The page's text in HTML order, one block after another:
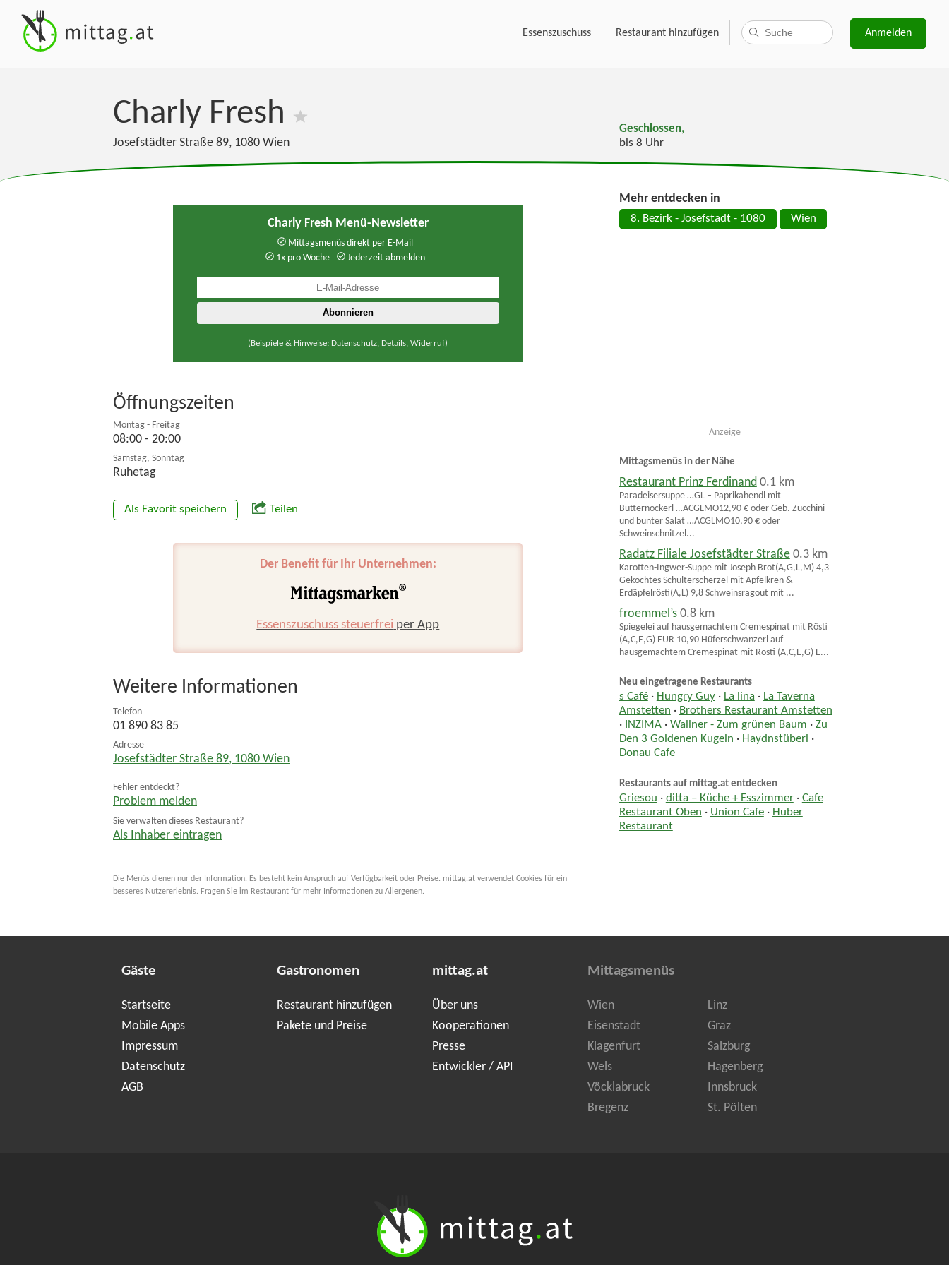
Essenszuschuss Restaurant hinzufügen Anmelden
Charly Fresh
Josefstädter Straße 89, 1080 Wien
Geschlossen,
bis 8 Uhr
Charly Fresh Menü-Newsletter
Mittagsmenüs direkt per E-Mail
1x pro Woche
Jederzeit abmelden
(Beispiele & Hinweise: Datenschutz, Details, Widerruf)
Öffnungszeiten
Montag - Freitag
08:00 - 20:00
Samstag, Sonntag
Ruhetag
Als Favorit speichern Teilen
Der Benefit für Ihr Unternehmen:
Essenszuschuss steuerfrei per App
Weitere Informationen
Telefon
01 890 83 85
Adresse
Josefstädter Straße 89, 1080 Wien
Fehler entdeckt?
Problem melden
Sie verwalten dieses Restaurant?
Als Inhaber eintragen
Die Menüs dienen nur der Information. Es besteht kein Anspruch auf Verfügbarkeit oder Preise. mittag.at verwendet Cookies für ein
besseres Nutzererlebnis. Fragen Sie im Restaurant für mehr Informationen zu Allergenen.
Mehr entdecken in
8. Bezirk - Josefstadt - 1080 Wien
Anzeige
Mittagsmenüs in der Nähe
Restaurant Prinz Ferdinand 0.1 km
Paradeisersuppe …GL – Paprikahendl mit
Butternockerl …ACGLMO12,90 € oder Geb. Zucchini
und bunter Salat …ACGLMO10,90 € oder
Schweinschnitzel...
Radatz Filiale Josefstädter Straße 0.3 km
Karotten-Ingwer-Suppe mit Joseph Brot(A,G,L,M) 4,3
Gekochtes Schulterscherzel mit Apfelkren &
Erdäpfelrösti(A,L) 9,8 Schweinsragout mit ...
froemmel’s 0.8 km
Spiegelei auf hausgemachtem Cremespinat mit Rösti
(A,C,E,G) EUR 10,90 Hüferschwanzerl auf
hausgemachtem Cremespinat mit Rösti (A,C,E,G) E...
Neu eingetragene Restaurants
s Café· Hungry Guy· La lina · La Taverna
Amstetten · Brothers Restaurant Amstetten
· INZIMA· Wallner - Zum grünen Baum · Zu
Den 3 Goldenen Kugeln · Haydnstüberl ·
Donau Cafe
Restaurants auf mittag.at entdecken
Griesou · ditta – Küche + Esszimmer· Cafe
Restaurant Oben · Union Cafe· Huber
Restaurant
Gäste
Startseite
Mobile Apps
Impressum
Datenschutz
AGB
Gastronomen
Restaurant hinzufügen
Pakete und Preise
mittag.at
Über uns
Kooperationen
Presse
Entwickler / API
Mittagsmenüs
Wien
Linz
Eisenstadt
Graz
Klagenfurt
Salzburg
Wels
Hagenberg
Vöcklabruck
Innsbruck
Bregenz
St. Pölten